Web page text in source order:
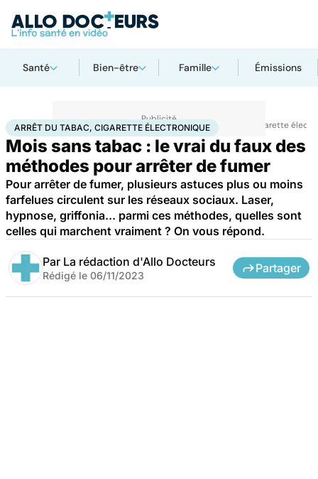
Santé Bien-être Famille Émissions
AccueilSantéMaladiesDrogues et addictionsArrêt du tabac, cigarette
ARRÊT DU TABAC, CIGARETTE ÉLECTRONIQUE
Mois sans tabac : le vrai du faux des
méthodes pour arrêter de fumer
Pour arrêter de fumer, plusieurs astuces plus ou moins
farfelues circulent sur les réseaux sociaux. Laser,
hypnose, griffonia... parmi ces méthodes, quelles sont
celles qui marchent vraiment ? On vous répond.
Par La rédaction d'Allo Docteurs
Rédigé le 06/11/2023
Partager